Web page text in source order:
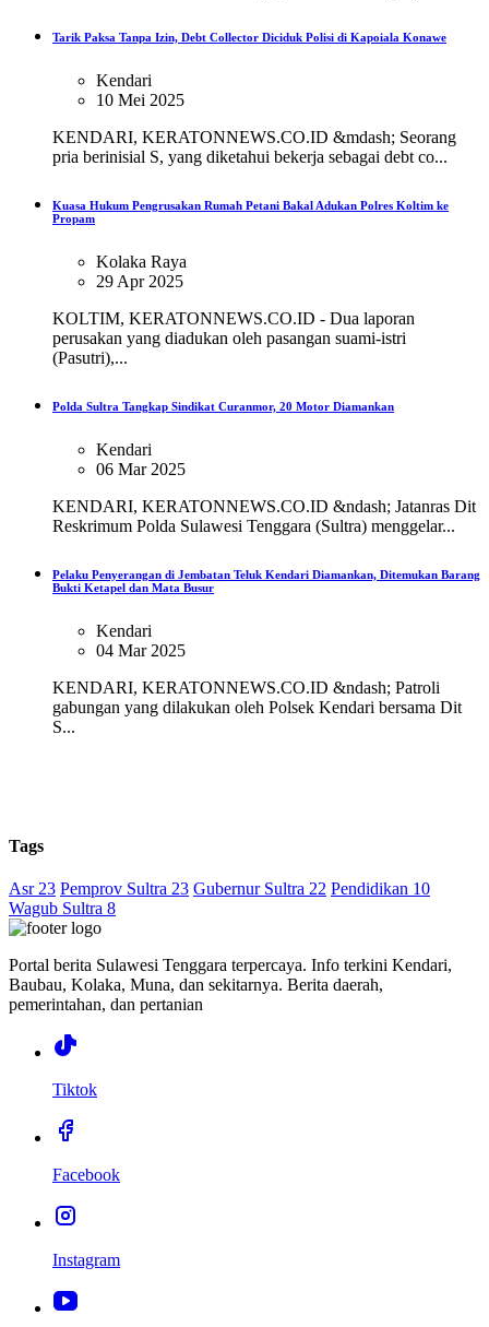
Tarik Paksa Tanpa Izin, Debt Collector Diciduk Polisi di Kapoiala Konawe
Kendari
10 Mei 2025
KENDARI, KERATONNEWS.CO.ID &mdash; Seorang
pria berinisial S, yang diketahui bekerja sebagai debt co...
Kuasa Hukum Pengrusakan Rumah Petani Bakal Adukan Polres Koltim ke
Propam
Kolaka Raya
29 Apr 2025
KOLTIM, KERATONNEWS.CO.ID - Dua laporan
perusakan yang diadukan oleh pasangan suami-istri
(Pasutri),...
Polda Sultra Tangkap Sindikat Curanmor, 20 Motor Diamankan
Kendari
06 Mar 2025
KENDARI, KERATONNEWS.CO.ID &ndash; Jatanras Dit
Reskrimum Polda Sulawesi Tenggara (Sultra) menggelar...
Pelaku Penyerangan di Jembatan Teluk Kendari Diamankan, Ditemukan Barang
Bukti Ketapel dan Mata Busur
Kendari
04 Mar 2025
KENDARI, KERATONNEWS.CO.ID &ndash; Patroli
gabungan yang dilakukan oleh Polsek Kendari bersama Dit
S...
Tags
Asr 23 Pemprov Sultra 23 Gubernur Sultra 22 Pendidikan 10
Wagub Sultra 8
Portal berita Sulawesi Tenggara terpercaya. Info terkini Kendari,
Baubau, Kolaka, Muna, dan sekitarnya. Berita daerah,
pemerintahan, dan pertanian
Tiktok
Facebook
Instagram